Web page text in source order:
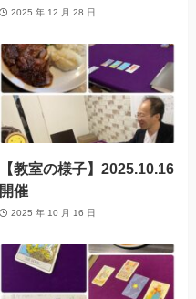
2025 年 12 月 28 日
【教室の様子】2025.10.16
開催
2025 年 10 月 16 日